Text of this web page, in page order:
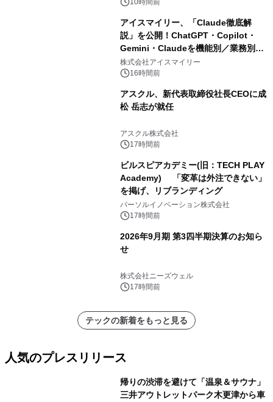
10時間前
アイスマイリー、「Claude徹底解
説」を公開！ChatGPT・Copilot・
Gemini・Claudeを機能別／業務別に
比較―自社に合う生成AIの選び方がわ
かる実践ガイド
株式会社アイスマイリー
16時間前
アスクル、新代表取締役社長CEOに成
松 岳志が就任
アスクル株式会社
17時間前
ビルスピアカデミー(旧：TECH PLAY
Academy) 「変革は外注できない」
を掲げ、リブランディング
パーソルイノベーション株式会社
17時間前
2026年9月期 第3四半期決算のお知ら
せ
株式会社ニーズウェル
17時間前
テックの新着をもっと見る
人気のプレスリリース
帰りの渋滞を避けて「温泉＆サウナ」
三井アウトレットパーク木更津から車